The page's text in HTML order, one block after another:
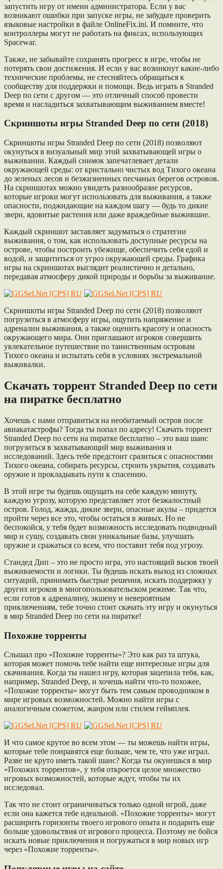
запустить игру от имени администратора. Если у вас
возникают ошибки при запуске игры, не забудьте проверить
языковые настройки в файле OnlineFix.ini. И помните, что
контроллеры могут не работать на фиксах, использующих
Spacewar.
Также, не забывайте сохранять прогресс в игре, чтобы не
потерять свои достижения. И если у вас возникнут какие-либо
технические проблемы, не стесняйтесь обращаться к
сообществу для поддержки и помощи. Ведь играть в Stranded
Deep по сети с другом — это отличный способ провести
время и насладиться захватывающим выживанием вместе!
Скриншоты игры Stranded Deep по сети (2018)
Скриншоты игры Stranded Deep по сети (2018) позволяют
окунуться в визуальный мир этой захватывающей игры о
выживании. Каждый снимок запечатлевает детали
окружающей среды: от кристально чистых вод Тихого океана
до зеленых лесов и безжизненных песчаных берегов островов.
На скриншотах можно увидеть разнообразие ресурсов,
которые игроки могут использовать для выживания, а также
опасности, поджидающие на каждом шагу — будь то дикие
звери, ядовитые растения или даже враждебные выжившие.
Каждый скриншот заставляет задуматься о стратегии
выживания, о том, как использовать доступные ресурсы на
острове, чтобы построить убежище, обеспечить себя едой и
водой, и защититься от угроз окружающей среды. Графика
игры на скриншотах выглядит реалистично и детально,
передавая атмосферу дикой природы и борьбы за выживание.
Скриншоты игры Stranded Deep по сети (2018) позволяют
погрузиться в атмосферу игры, ощутить напряжение и
адреналин выживания, а также оценить красоту и опасность
окружающего мира. Они приглашают игроков совершить
увлекательное путешествие по таинственным островам
Тихого океана и испытать себя в условиях экстремальной
выживалки.
Скачать торрент Stranded Deep по сети
на пиратке бесплатно
Хочешь с нами отправиться на необитаемый остров после
авиакатастрофы? Тогда ты попал по адресу! Скачать торрент
Stranded Deep по сети на пиратке бесплатно – это ваш шанс
погрузиться в захватывающий мир выживания и
исследований. Здесь тебе предстоит сразиться с опасностями
Тихого океана, собирать ресурсы, строить укрытия, создавать
оружие и прокладывать пути к спасению.
В этой игре ты будешь ощущать на себе каждую минуту,
каждую угрозу, которую представляет этот безжалостный
остров. Голод, жажда, дикие звери, опасные акулы – придется
пройти через все это, чтобы остаться в живых. Но не
беспокойся, у тебя будет возможность исследовать подводный
мир и сушу, создавать свои уникальные базы, улучшать
оружие и сражаться со всем, что поставит тебя под угрозу.
Стандед Дип – это не просто игра, это настоящий вызов твоей
выживаемости и логики. Ты будешь искать выход из сложных
ситуаций, принимать быстрые решения, искать поддержку у
других игроков в многопользовательском режиме. Так что,
если готов к адреналину, экшену и невероятным
приключениям, тебе точно стоит скачать эту игру и окунуться
в мир Stranded Deep по сети на пиратке!
Похожие торренты
Слышал про «Похожие торренты»? Это как раз та штука,
которая может помочь тебе найти еще интересные игры для
скачивания. Когда ты нашел игру, которая зацепила тебя, как,
например, Stranded Deep, и хочешь найти что-то похожее,
«Похожие торренты» могут быть тем самым проводником в
мире игровых возможностей. Можно найти игры с
аналогичным сюжетом, жанром или стилем геймплея.
И что самое крутое во всем этом — ты можешь найти игры,
которые тебе понравятся еще больше, чем те, что уже играл.
Разве не круто иметь такой шанс? Когда ты окунешься в мир
«Похожих торрентов», у тебя откроется целое множество
игровых возможностей, которые ждут, чтобы ты их
исследовал.
Так что не стоит ограничиваться только одной игрой, даже
если она кажется тебе идеальной. «Похожие торренты» могут
расширить горизонты твоего игрового опыта и подарить еще
больше удовольствия от игрового процесса. Поэтому не бойся
искать новые приключения и погружаться в мир новых игр
через «Похожие торренты».